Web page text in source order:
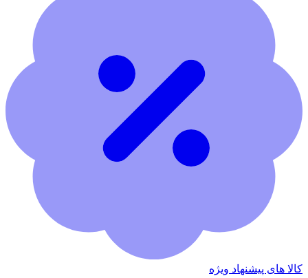
کالا های پیشنهاد ویژه